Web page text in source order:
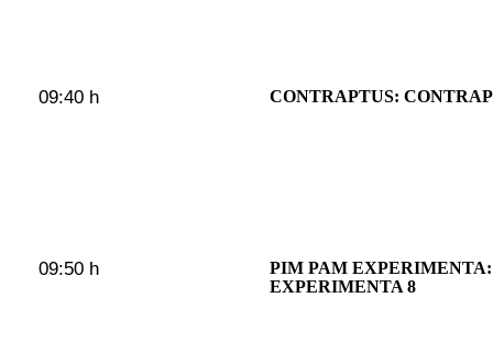
09:40 h CONTRAPTUS:
09:50 h
PIM PAM
EXPERIMENTA 8